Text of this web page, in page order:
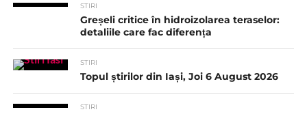
STIRI
Greșeli critice în hidroizolarea teraselor:
detaliile care fac diferența
STIRI
Topul știrilor din Iași, Joi 6 August 2026
STIRI